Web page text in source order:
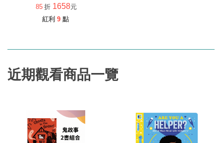
85 折 1658元
紅利 9 點
近期觀看商品一覽